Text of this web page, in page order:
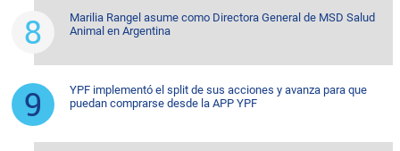
Marilia Rangel asume como Directora General de MSD Salud
Animal en Argentina
YPF implementó el split de sus acciones y avanza para que
puedan comprarse desde la APP YPF